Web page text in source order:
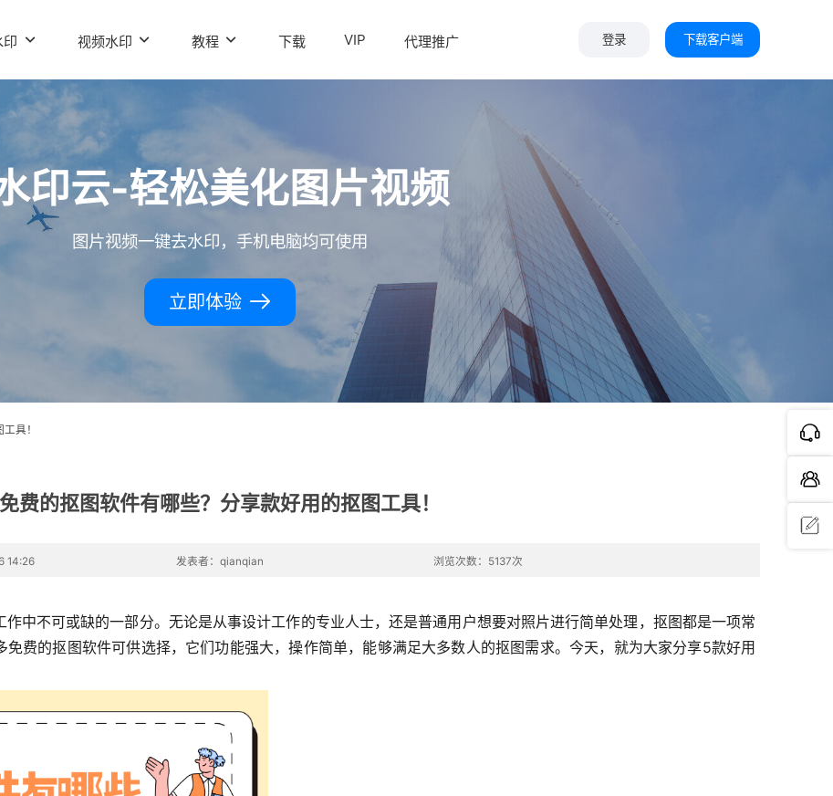
印 视频水印 教程 下载 VIP 代理推广 登录 下载客户端
印云-轻松美化图片视频
图片视频一键去水印，手机电脑均可使用
立即体验
具！
免费的抠图软件有哪些？分享款好用的抠图工具！
14:26 发表者：qianqian 浏览次数：5137次
中不可或缺的一部分。无论是从事设计工作的专业人士，还是普通用户想要对照片进行简单处理，抠图都是一项常
费的抠图软件可供选择，它们功能强大，操作简单，能够满足大多数人的抠图需求。今天，就为大家分享5款好用